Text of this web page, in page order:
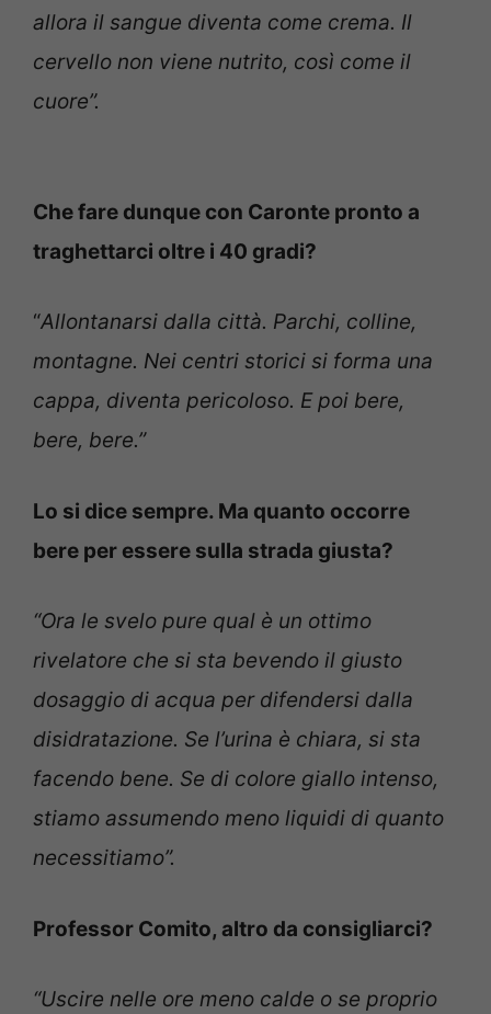
allora il sangue diventa come crema. Il
cervello non viene nutrito, così come il
cuore”.
Che fare dunque con Caronte pronto a
traghettarci oltre i 40 gradi?
“Allontanarsi dalla città. Parchi, colline,
montagne. Nei centri storici si forma una
cappa, diventa pericoloso. E poi bere,
bere, bere.”
Lo si dice sempre. Ma quanto occorre
bere per essere sulla strada giusta?
“Ora le svelo pure qual è un ottimo
rivelatore che si sta bevendo il giusto
dosaggio di acqua per difendersi dalla
disidratazione. Se l’urina è chiara, si sta
facendo bene. Se di colore giallo intenso,
stiamo assumendo meno liquidi di quanto
necessitiamo”.
Professor Comito, altro da consigliarci?
“Uscire nelle ore meno calde o se proprio